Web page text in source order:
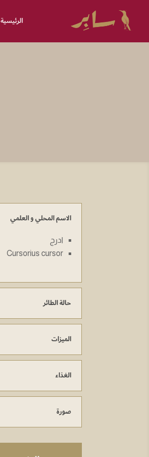
الرئيسية
الاسم المحلي و العلمي
ادرج
Cursorius cursor
حالة الطائر
الميزات
الغذاء
صورة